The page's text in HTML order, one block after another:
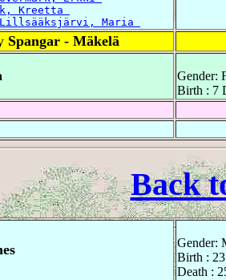
Kreetta
Lillsääksjärvi, Maria
Spangar - Mäkelä
Gender:
Birth : 7
Back
Gender:
Birth :
Death :